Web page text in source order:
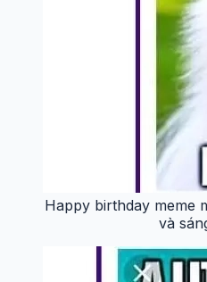
Happy birthday meme
và